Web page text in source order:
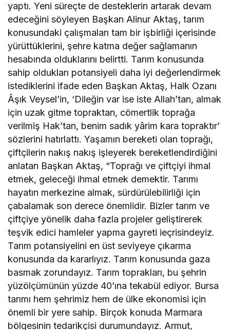
yaptı. Yeni süreçte de desteklerin artarak devam
edeceğini söyleyen Başkan Alinur Aktaş, tarım
konusundaki çalışmaları tam bir işbirliği içerisinde
yürüttüklerini, şehre katma değer sağlamanın
hesabında olduklarını belirtti. Tarım konusunda
sahip oldukları potansiyeli daha iyi değerlendirmek
istediklerini ifade eden Başkan Aktaş, Halk Ozanı
Âşık Veysel’in, ‘Dileğin var ise iste Allah’tan, almak
için uzak gitme topraktan, cömertlik toprağa
verilmiş Hak’tan, benim sadık yârim kara topraktır’
sözlerini hatırlattı. Yaşamın bereketi olan toprağı,
çiftçilerin nakış nakış işleyerek bereketlendirdiğini
anlatan Başkan Aktaş, “Toprağı ve çiftçiyi ihmal
etmek, geleceği ihmal etmek demektir. Tarımı
hayatın merkezine almak, sürdürülebilirliği için
çabalamak son derece önemlidir. Bizler tarım ve
çiftçiye yönelik daha fazla projeler geliştirerek
teşvik edici hamleler yapma gayreti ieçrisindeyiz.
Tarım potansiyelini en üst seviyeye çıkarma
konusunda da kararlıyız. Tarım konusunda gaza
basmak zorundayız. Tarım toprakları, bu şehrin
yüzölçümünün yüzde 40’ına tekabül ediyor. Bursa
tarımı hem şehrimiz hem de ülke ekonomisi için
önemli bir yere sahip. Birçok konuda Marmara
bölgesinin tedarikçisi durumundayız. Armut,